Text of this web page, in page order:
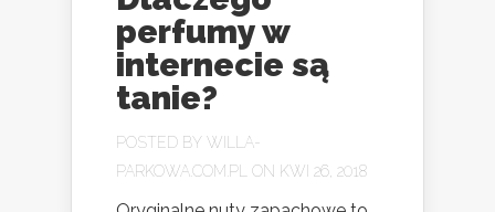
perfumy w
internecie są
tanie?
POSTED BY WILLA-
PARKOWA.COM.PL
ON KWI 26, 2018